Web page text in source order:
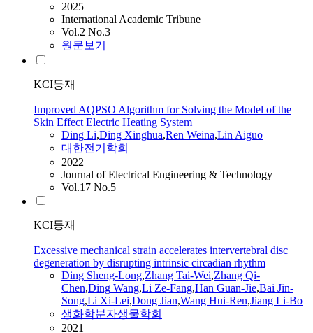
2025
International Academic Tribune
Vol.2 No.3
원문보기
KCI등재
Improved AQPSO Algorithm for Solving the Model of the
Skin Effect Electric Heating System
Ding Li,Ding Xinghua,Ren Weina,Lin Aiguo
대한전기학회
2022
Journal of Electrical Engineering & Technology
Vol.17 No.5
KCI등재
Excessive mechanical strain accelerates intervertebral disc
degeneration by disrupting intrinsic circadian rhythm
Ding Sheng-Long,Zhang Tai-Wei,Zhang Qi-
Chen,Ding Wang,Li Ze-Fang,Han Guan-Jie,Bai Jin-
Song,Li Xi-Lei,Dong Jian,Wang Hui-Ren,Jiang Li-Bo
생화학분자생물학회
2021